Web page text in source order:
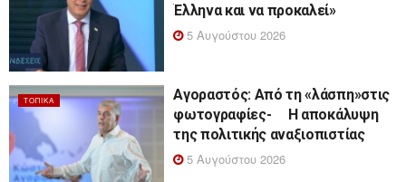
Έλληνα και να προκαλεί»
5 Αυγούστου 2026
ΤΟΠΙΚΆ
Αγοραστός: Από τη «λάσπη»στις
φωτογραφίες- Η αποκάλυψη
της πολιτικής αναξιοπιστίας
5 Αυγούστου 2026